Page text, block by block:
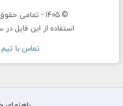
© 1405 - تمامی حقوق برای میهن طرح محفوظ است.
استفاده از این فایل
تماس با